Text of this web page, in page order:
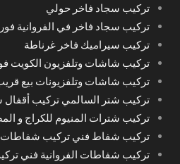
تركيب سجاد فاخر حولي
تركيب سجاد فاخر في الفروانية
تركيب سيراميك فاخر غرناطة
تركيب شاشات وتلفزيون الكويت
تركيب شاشات وتلفزيونات بيع
تركيب شتر السالمي تركيب أقفال
تركيب شترات المنيوم للكراج و
تركيب شفاط فني تركيب شفاطات
تركيب شفاطات الفروانية فني